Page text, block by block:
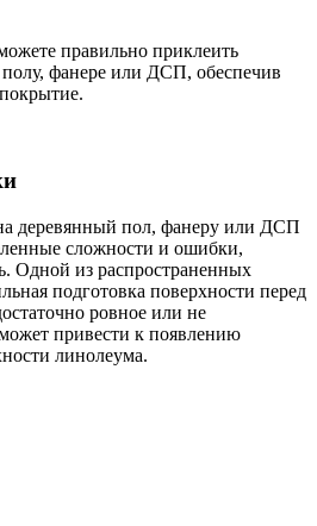
правильно приклеить
фанере или ДСП, обеспечив
деревянный пол, фанеру или ДСП
сложности и ошибки,
Одной из распространенных
подготовка поверхности перед
ровное или не
привести к появлению
линолеума.